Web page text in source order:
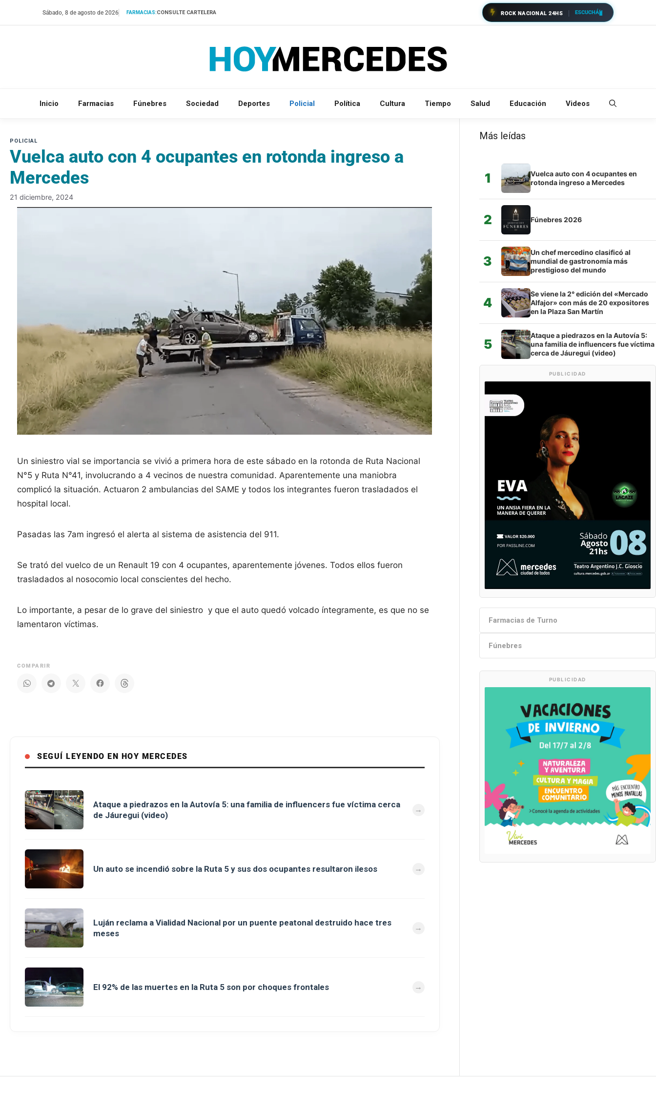
Sábado, 8 de agosto de 2026 FARMACIAS:CONSULTE CARTELERA ROCK NACIONAL 24HS ESCUCHÁ
Inicio Farmacias Fúnebres Sociedad Deportes Policial Política Cultura Tiempo Salud Educación Videos
Vuelca auto con 4 ocupantes en rotonda ingreso a
Mercedes
21 diciembre, 2024
Un siniestro vial se importancia se vivió a primera hora de este sábado en la rotonda de Ruta Nacional
N°5 y Ruta N°41, involucrando a 4 vecinos de nuestra comunidad. Aparentemente una maniobra
complicó la situación. Actuaron 2 ambulancias del SAME y todos los integrantes fueron trasladados el
hospital local.
Pasadas las 7am ingresó el alerta al sistema de asistencia del 911.
Se trató del vuelco de un Renault 19 con 4 ocupantes, aparentemente jóvenes. Todos ellos fueron
trasladados al nosocomio local conscientes del hecho.
Lo importante, a pesar de lo grave del siniestro y que el auto quedó volcado íntegramente, es que no se
lamentaron víctimas.
COMPARIR
SEGUÍ LEYENDO EN HOY MERCEDES
Ataque a piedrazos en la Autovía 5: una familia de influencers fue víctima cerca
de Jáuregui (video)
Un auto se incendió sobre la Ruta 5 y sus dos ocupantes resultaron ilesos
Luján reclama a Vialidad Nacional por un puente peatonal destruido hace tres
meses
El 92% de las muertes en la Ruta 5 son por choques frontales
Más leídas
1
Vuelca auto con 4 ocupantes en
rotonda ingreso a Mercedes
2 Fúnebres 2026
3
Un chef mercedino clasificó al
mundial de gastronomía más
prestigioso del mundo
4
Se viene la 2° edición del «Mercado
Alfajor» con más de 20 expositores
en la Plaza San Martín
5
Ataque a piedrazos en la Autovía 5:
una familia de influencers fue víctima
cerca de Jáuregui (video)
PUBLICIDAD
Farmacias de Turno
Fúnebres
PUBLICIDAD